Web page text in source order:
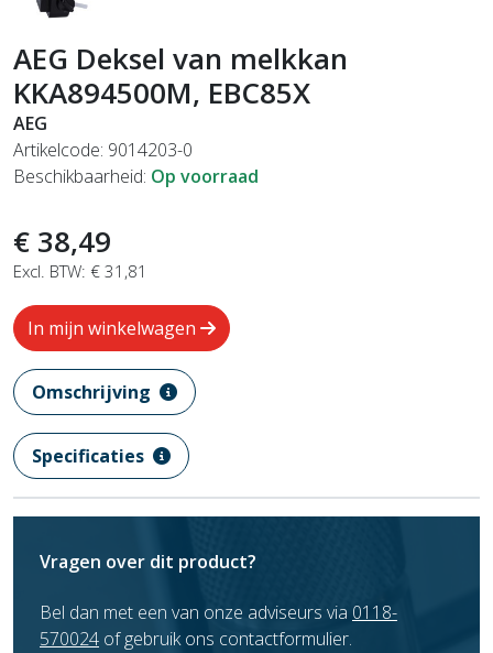
AEG Deksel van melkkan
KKA894500M, EBC85X
AEG
Artikelcode: 9014203-0
Beschikbaarheid: Op voorraad
€ 38,49
Excl. BTW: € 31,81
In mijn winkelwagen
Omschrijving
Specificaties
Vragen over dit product?
Bel dan met een van onze adviseurs via 0118-
570024 of gebruik ons contactformulier.